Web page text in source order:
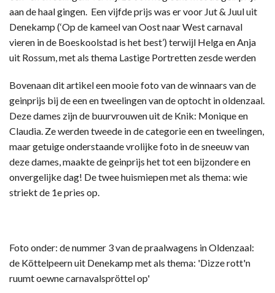
aan de haal gingen. Een vijfde prijs was er voor Jut & Juul uit
Denekamp (‘Op de kameel van Oost naar West carnaval
vieren in de Boeskoolstad is het best’) terwijl Helga en Anja
uit Rossum, met als thema Lastige Portretten zesde werden
Bovenaan dit artikel een mooie foto van de winnaars van de
geinprijs bij de een en tweelingen van de optocht in oldenzaal.
Deze dames zijn de buurvrouwen uit de Knik: Monique en
Claudia. Ze werden tweede in de categorie een en tweelingen,
maar getuige onderstaande vrolijke foto in de sneeuw van
deze dames, maakte de geinprijs het tot een bijzondere en
onvergelijke dag! De twee huismiepen met als thema: wie
striekt de 1e pries op.
Foto onder: de nummer 3 van de praalwagens in Oldenzaal:
de Köttelpeern uit Denekamp met als thema: 'Dizze rott'n
ruumt oewne carnavalspröttel op'